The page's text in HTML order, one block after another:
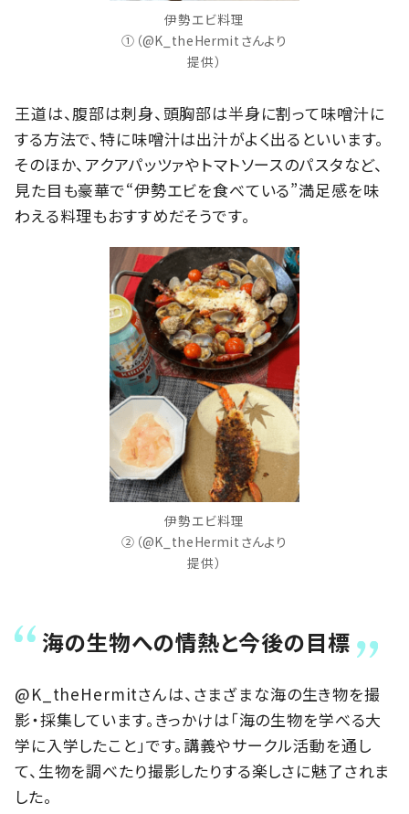
伊勢エビ料理
①（@K_theHermitさんより
提供）
王道は、腹部は刺身、頭胸部は半身に割って味噌汁に
する方法で、特に味噌汁は出汁がよく出るといいます。
そのほか、アクアパッツァやトマトソースのパスタなど、
見た目も豪華で“伊勢エビを食べている”満足感を味
わえる料理もおすすめだそうです。
伊勢エビ料理
②（@K_theHermitさんより
提供）
海の生物への情熱と今後の目標
@K_theHermitさんは、さまざまな海の生き物を撮
影・採集しています。きっかけは「海の生物を学べる大
学に入学したこと」です。講義やサークル活動を通し
て、生物を調べたり撮影したりする楽しさに魅了されま
した。